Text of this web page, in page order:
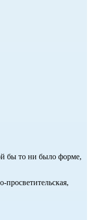
бы то ни было форме,
просветительская,